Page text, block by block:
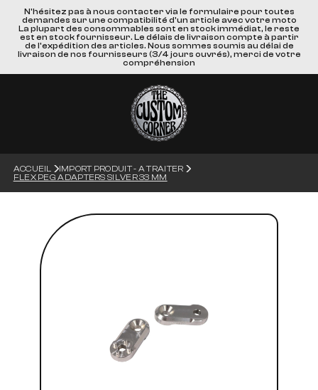
N'hésitez pas à nous contacter via le formulaire pour toutes
demandes sur une compatibilité d'un article avec votre moto
La plupart des consommables sont en stock immédiat, le reste
est en stock fournisseur. Le délais de livraison compte à partir
de l'expédition des articles. Nous sommes soumis au délai de
livraison de nos fournisseurs (3/4 jours ouvrés), merci de votre
compréhension
ACCUEIL
IMPORT PRODUIT - A TRAITER
FLEX PEG ADAPTERS SILVER 33 MM